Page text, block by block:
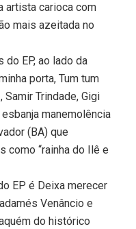
artista carioca com
mais azeitada no
EP, ao lado da
porta, Tum tum
Samir Trindade, Gigi
manemolência
(BA) que
como “rainha do Ilê e
EP é Deixa merecer
Venâncio e
do histórico